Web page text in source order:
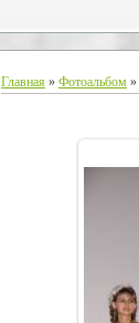
Главная » Фотоальбом »